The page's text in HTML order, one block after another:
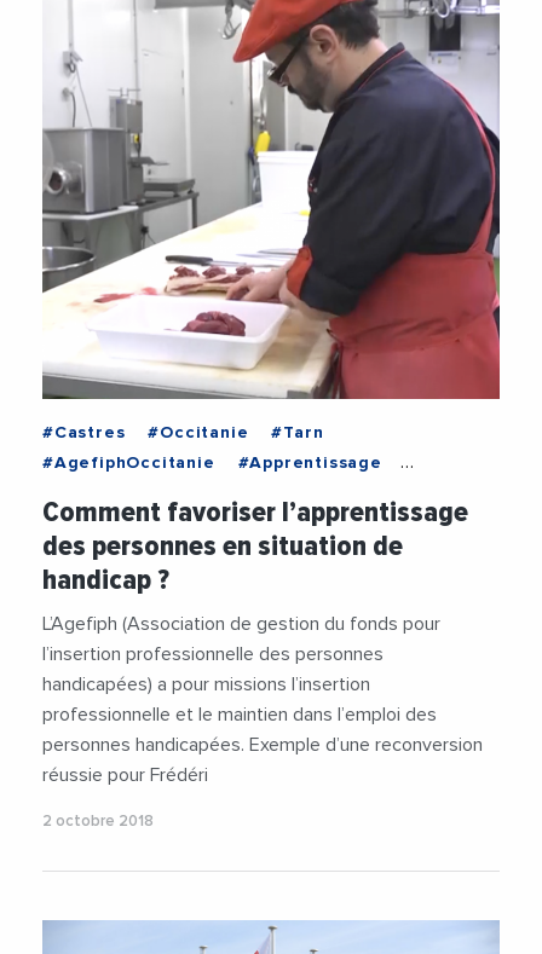
#Castres #Occitanie
#Tarn
#AgefiphOccitanie
#Apprentissage
#FormationProfessionnelle
#Handicap
#Insertion
#Occitanie #Tarn
Comment favoriser l’apprentissage
des personnes en situation de
handicap ?
L’Agefiph (Association de gestion du fonds pour
l’insertion professionnelle des personnes
handicapées) a pour missions l’insertion
professionnelle et le maintien dans l’emploi des
personnes handicapées. Exemple d’une reconversion
réussie pour Frédéri
2 octobre 2018